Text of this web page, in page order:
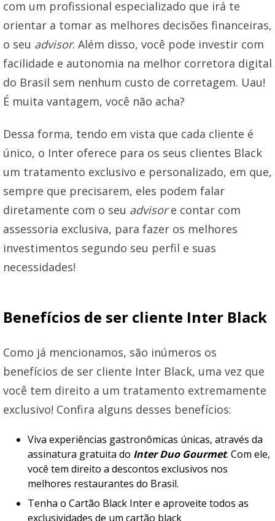
com um profissional especializado que irá te
orientar a tomar as melhores decisões financeiras,
o seu advisor. Além disso, você pode investir com
facilidade e autonomia na melhor corretora digital
do Brasil sem nenhum custo de corretagem. Uau!
É muita vantagem, você não acha?
Dessa forma, tendo em vista que cada cliente é
único, o Inter oferece para os seus clientes Black
um tratamento exclusivo e personalizado, em que,
sempre que precisarem, eles podem falar
diretamente com o seu advisore contar com
assessoria exclusiva, para fazer os melhores
investimentos segundo seu perfil e suas
necessidades!
Benefícios de ser cliente Inter Black
Como já mencionamos, são inúmeros os
benefícios de ser cliente Inter Black, uma vez que
você tem direito a um tratamento extremamente
exclusivo! Confira alguns desses benefícios:
Viva experiências gastronômicas únicas, através da
assinatura gratuita do Inter Duo Gourmet. Com ele,
você tem direito a descontos exclusivos nos
melhores restaurantes do Brasil.
Tenha o Cartão Black Inter e aproveite todos as
exclusividades de um cartão black